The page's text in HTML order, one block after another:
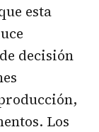
esta
decisión
Los